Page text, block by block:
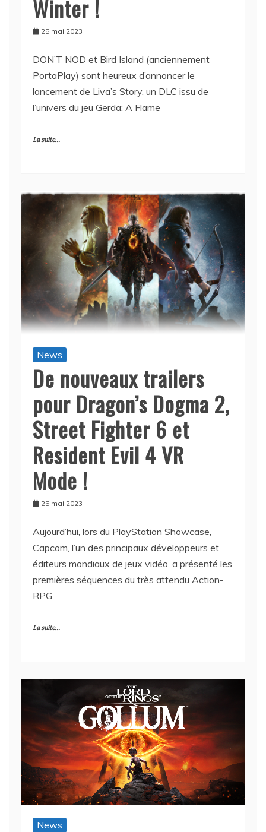
Winter !
25 mai 2023
DON’T NOD et Bird Island (anciennement
PortaPlay) sont heureux d’annoncer le
lancement de Liva’s Story, un DLC issu de
l’univers du jeu Gerda: A Flame
La suite...
News
De nouveaux trailers
pour Dragon’s Dogma 2,
Street Fighter 6 et
Resident Evil 4 VR
Mode !
25 mai 2023
Aujourd’hui, lors du PlayStation Showcase,
Capcom, l’un des principaux développeurs et
éditeurs mondiaux de jeux vidéo, a présenté les
premières séquences du très attendu Action-
RPG
La suite...
News